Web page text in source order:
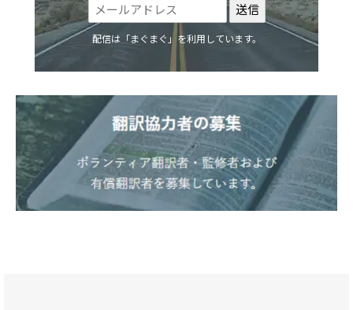
配信は「まぐまぐ」を利用しています。